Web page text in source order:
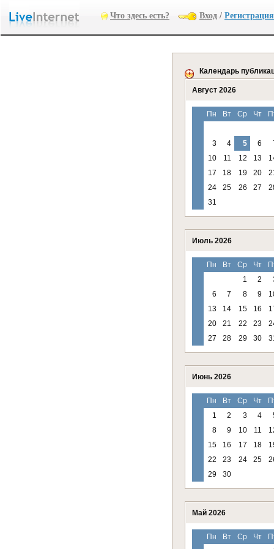
Что здесь есть? Вход / Регистрация
Календарь
Август 2026
Пн Вт Ср Чт
3 4 5 6
10
11 12 13
17
18 19 20
24
25 26 27
31
Июль 2026
Пн Вт Ср Чт
1
2
6
7 8 9
13
14 15 16
20
21 22 23
27
28 29 30
Июнь 2026
Пн Вт Ср Чт
1
2 3 4
8
9 10 11
15
16 17 18
22
23 24 25
29
30
Май 2026
Пн Вт Ср Чт